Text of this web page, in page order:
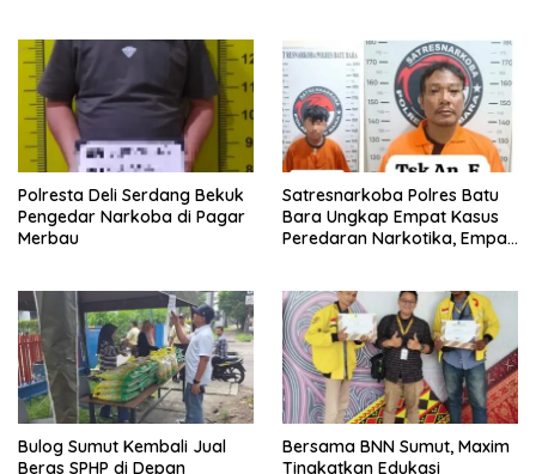
Polresta Deli Serdang Bekuk
Pengedar Narkoba di Pagar
Merbau
Satresnarkoba Polres Batu
Bara Ungkap Empat Kasus
Peredaran Narkotika, Empat
Bulog Sumut Kembali Jual
Beras SPHP di Depan
Bersama BNN Sumut, Maxim
Tingkatkan Edukasi